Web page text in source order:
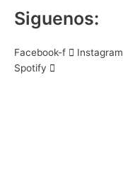
Siguenos:
Facebook-f Instagram
Spotify